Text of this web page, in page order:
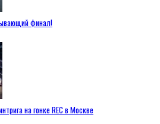
финал!
на гонке REC в Москве